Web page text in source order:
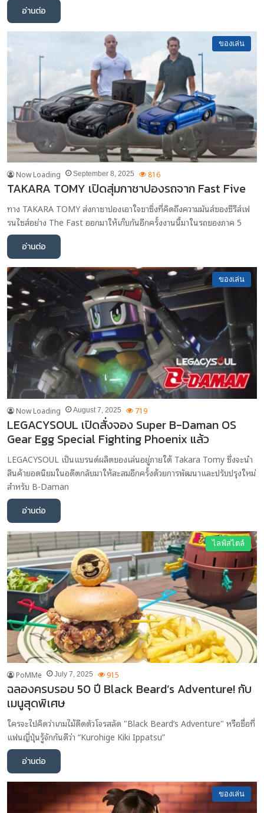
อ่านต่อ
ของเล่น
Now Loading September 8, 2025 816
TAKARA TOMY เปิดสุ่มกาชาปองรถจาก Fast Five
ทาง TAKARA TOMY ส่งกาชาปองเอาใจขาซิ่งที่คิดถึงความมันส์ของซีรีส์เฟ
รนไซส์อย่าง The Fast ออกมาให้เก็บกันอีกครั้งงานนี้มาในรถของภาค 5
อ่านต่อ
ของเล่น
Now Loading August 7, 2025 719
LEGACYSOUL เปิดสั่งจอง Super B-Daman OS
Gear Egg Special Fighting Phoenix แล้ว
LEGACYSOUL เป็นแบรนด์ผลิตของเล่นอยู่ภายใต้ Takara Tomy ซึ่งจะนำ
สินค้ายอดนิยมในอดีตกลับมาให้สะสมอีกครั้งด้วยการพัฒนาและปรับปรุงใหม่
สำหรับ B-Daman
อ่านต่อ
ไลฟ์สไตล์
PoMMe July 7, 2025 915
ฉลองครบรอบ 50 ปี Black Beard’s Adventure! กับ
เมนูสุดพิเศษ
ใครจะไปคิดว่าเกมไม้ดีดตัวโจรสลัด "Black Beard’s Adventure" หรือชื่อที่
แฟนญี่ปุ่นรู้จักกันดีว่า “Kurohige Kiki Ippatsu”
อ่านต่อ
ของเล่น